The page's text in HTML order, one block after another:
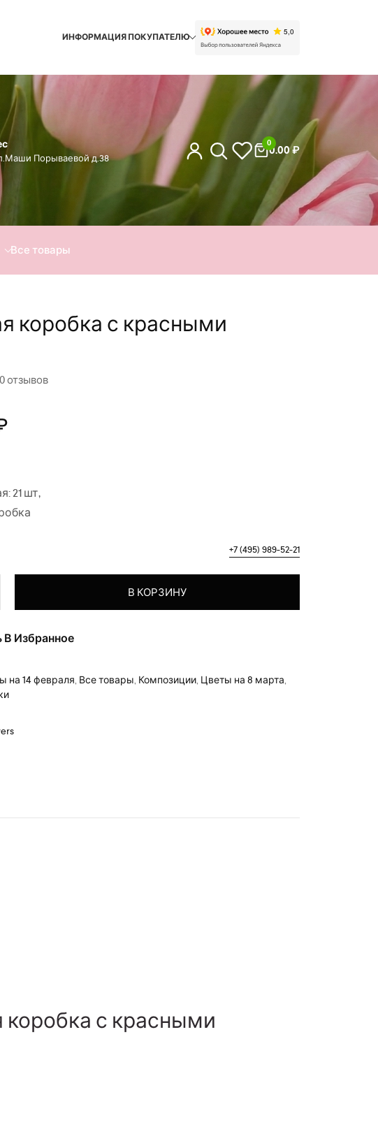
ИНФОРМАЦИЯ ПОКУПАТЕЛЮ
Порываевой д.38
0
0.00₽
Все товары
коробка с красными
0 отзывов
21 шт,
+7 (495) 989-52-21
В КОРЗИНУ
В Избранное
на 14 февраля, Все товары, Композиции, Цветы на 8 марта,
коробка с красными